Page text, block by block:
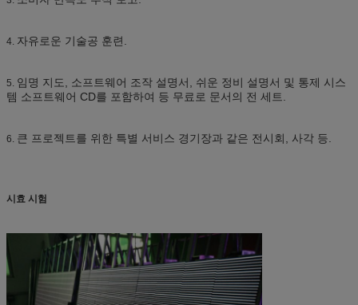
4. 자유로운 기술공 훈련.
5. 임명 지도, 소프트웨어 조작 설명서, 쉬운 정비 설명서 및 통제 시스
템 소프트웨어 CD를 포함하여 등 무료로 문서의 전 세트.
6. 큰 프로젝트를 위한 특별 서비스 경기장과 같은 전시회, 사각 등.
시효 시험